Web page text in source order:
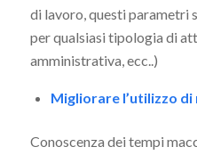
di lavoro, questi parametri
per qualsiasi tipologia di
amministrativa, ecc..)
Migliorare l’utilizzo
Conoscenza dei tempi